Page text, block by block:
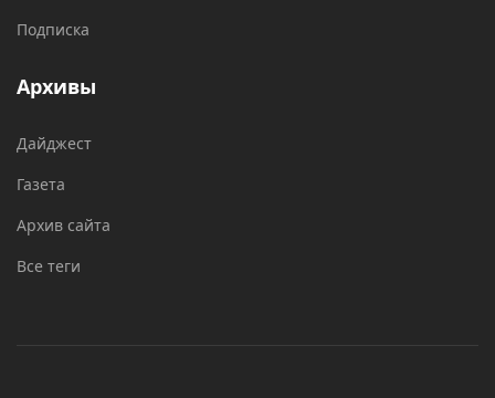
Подписка
Архивы
Дайджест
Газета
Архив сайта
Все теги